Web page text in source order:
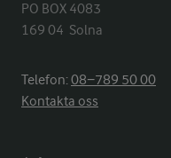
PO BOX 4083
169 04  Solna
Telefon:08−789 50 00
Kontakta oss